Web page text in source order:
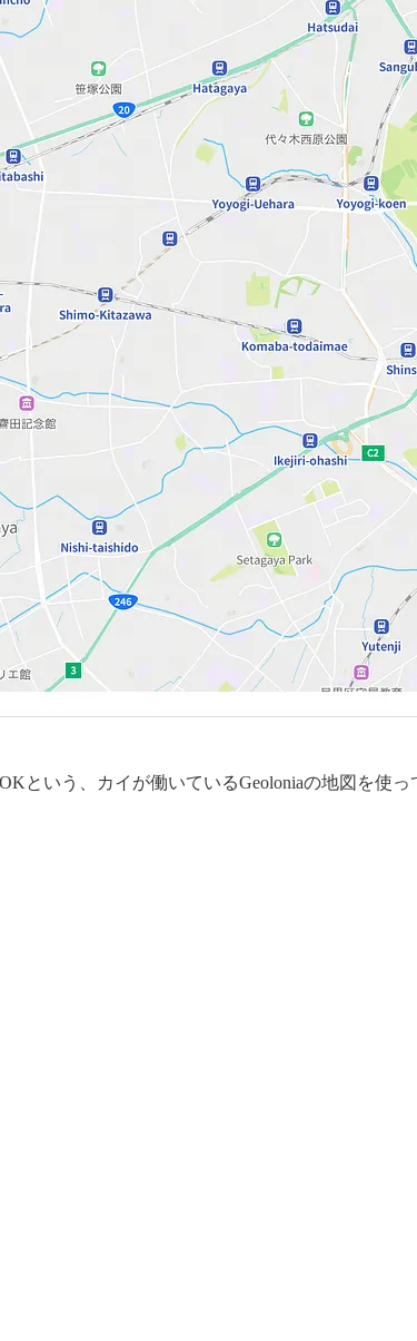
いう、カイが働いているGeoloniaの地図を使っ